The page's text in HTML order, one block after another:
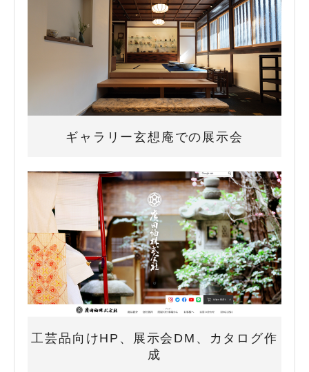
ギャラリー玄想庵での展示会
工芸品向けHP、展示会DM、カタログ作
成